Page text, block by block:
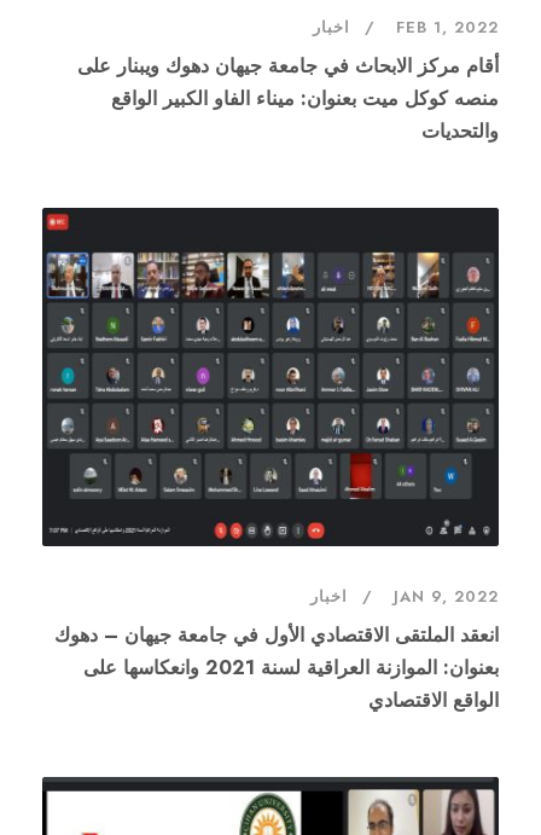
FEB 1, 2022 اخبار
أقام مركز الابحاث في جامعة جيهان دهوك ويبنار على
منصه كوكل ميت بعنوان: ميناء الفاو الكبير الواقع
والتحديات
JAN 9, 2022 اخبار
انعقد الملتقى الاقتصادي الأول في جامعة جيهان – دهوك
بعنوان: الموازنة العراقية لسنة 2021 وانعكاسها على
الواقع الاقتصادي